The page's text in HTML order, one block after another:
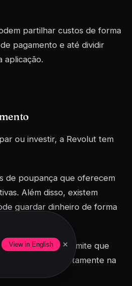
View in English ×
partilhar custos de forma
pagamento e até dividir
aplicação.
ou investir, a Revolut tem
de poupança que oferecem
Além disso, existem
guardar dinheiro de forma
a Revolut permite que
diretamente na